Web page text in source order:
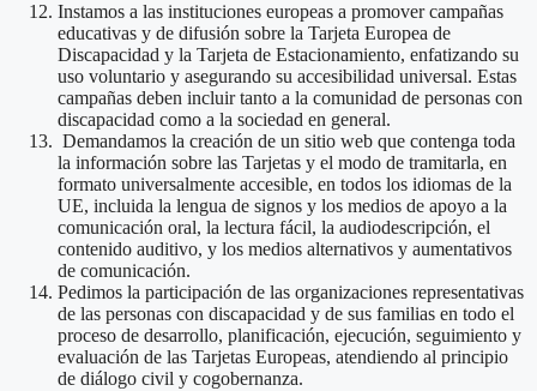
Instamos a las instituciones europeas a promover campañas
educativas y de difusión sobre la Tarjeta Europea de
Discapacidad y la Tarjeta de Estacionamiento, enfatizando su
uso voluntario y asegurando su accesibilidad universal. Estas
campañas deben incluir tanto a la comunidad de personas con
discapacidad como a la sociedad en general.
Demandamos la creación de un sitio web que contenga toda
la información sobre las Tarjetas y el modo de tramitarla, en
formato universalmente accesible, en todos los idiomas de la
UE, incluida la lengua de signos y los medios de apoyo a la
comunicación oral, la lectura fácil, la audiodescripción, el
contenido auditivo, y los medios alternativos y aumentativos
de comunicación.
Pedimos la participación de las organizaciones representativas
de las personas con discapacidad y de sus familias en todo el
proceso de desarrollo, planificación, ejecución, seguimiento y
evaluación de las Tarjetas Europeas, atendiendo al principio
de diálogo civil y cogobernanza.